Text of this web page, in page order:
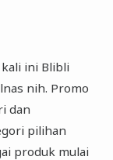
kali ini Blibli
nih. Promo
dan
pilihan
produk mulai